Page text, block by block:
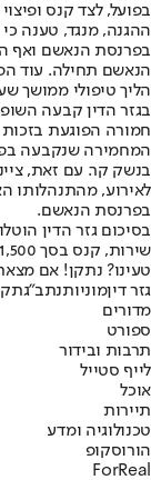
בפועל, לצד קנס
ההגנה, מנגד, טענה
בפרנסת הנאשם ואף
הנאשם תחילה. עוד
הליך טיפולי ממושך
בגזר הדין קבעה
חמורה הפוגעת בזכות
המחמירה שנקבעה
בנשק קר. עם זאת,
לאירוע, מהתנהלותו
בפרנסת הנאשם.
בסיכום גזר הדין
שירות, קנס בסך 1,500 שקלים ותשלום פיצוי למתלונן בסך 3,500 שקלים.
טעינו? נתקן! אם
גזר דיןמוניותנתב"ג
מדורים
ספורט
תרבות ובידור
לייף סטייל
אוכל
תיירות
טכנולוגיה ומדע
הורוסקופ
ForReal